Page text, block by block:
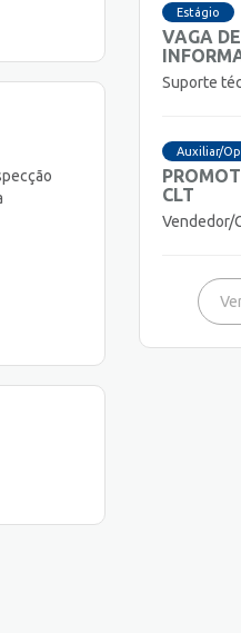
Estágio
VAGA
Suporte
Auxiliar/
CLT
Vendedor/